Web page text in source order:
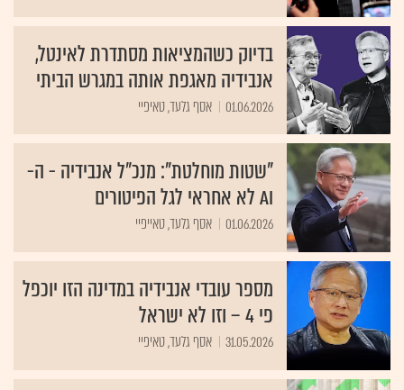
בדיוק כשהמציאות מסתדרת לאינטל,
אנבידיה מאגפת אותה במגרש הביתי
01.06.2026 אסף גלעד, טאיפיי
"שטות מוחלטת": מנכ"ל אנבידיה - ה-
AI לא אחראי לגל הפיטורים
01.06.2026 אסף גלעד, טאייפיי
מספר עובדי אנבידיה במדינה הזו יוכפל
פי 4 – וזו לא ישראל
31.05.2026 אסף גלעד, טאיפיי